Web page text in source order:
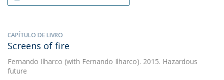
CAPÍTULO DE LIVRO
Screens of fire
Fernando Ilharco (with Fernando Ilharco). 2015. Hazardous
future